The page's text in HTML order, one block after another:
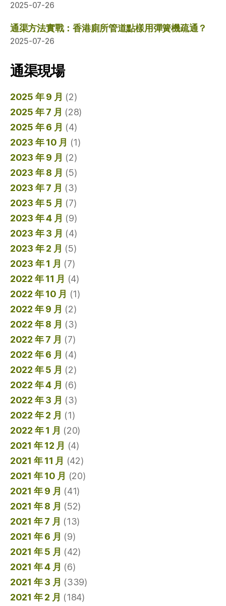
2025-07-26
通渠方法實戰：香港廁所管道點樣用彈簧機疏通？
2025-07-26
通渠現場
2025 年 9 月 (2)
2025 年 7 月 (28)
2025 年 6 月 (4)
2023 年 10 月 (1)
2023 年 9 月 (2)
2023 年 8 月 (5)
2023 年 7 月 (3)
2023 年 5 月 (7)
2023 年 4 月 (9)
2023 年 3 月 (4)
2023 年 2 月 (5)
2023 年 1 月 (7)
2022 年 11 月 (4)
2022 年 10 月 (1)
2022 年 9 月 (2)
2022 年 8 月 (3)
2022 年 7 月 (7)
2022 年 6 月 (4)
2022 年 5 月 (2)
2022 年 4 月 (6)
2022 年 3 月 (3)
2022 年 2 月 (1)
2022 年 1 月 (20)
2021 年 12 月 (4)
2021 年 11 月 (42)
2021 年 10 月 (20)
2021 年 9 月 (41)
2021 年 8 月 (52)
2021 年 7 月 (13)
2021 年 6 月 (9)
2021 年 5 月 (42)
2021 年 4 月 (6)
2021 年 3 月 (339)
2021 年 2 月 (184)